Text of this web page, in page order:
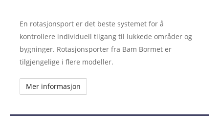
En rotasjonsport er det beste systemet for å
kontrollere individuell tilgang til lukkede områder og
bygninger. Rotasjonsporter fra Bam Bormet er
tilgjengelige i flere modeller.
Mer informasjon